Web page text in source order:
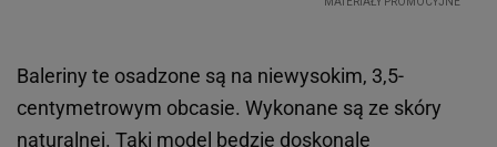
Baleriny te osadzone są na niewysokim, 3,5-
centymetrowym obcasie. Wykonane są ze skóry
naturalnej. Taki model będzie doskonale